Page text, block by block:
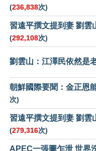
(236,838次)
習遠平撰文提到妻 劉雲
(292,108次)
劉雲山：江澤民依然是
朝鮮國際要聞：金正恩
次)
習遠平撰文提到妻 劉雲
(279,316次)
APEC一張圖乍泄 世界